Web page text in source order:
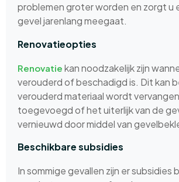
problemen groter worden en zorgt u
gevel jarenlang meegaat.
Renovatieopties
Renovatie kan noodzakelijk zijn
verouderd of beschadigd is. Dit kan
verouderd materiaal wordt
toegevoegd of het uiterlijk van de
vernieuwd door middel van
Beschikbare subsidies
In sommige gevallen zijn er subsidies